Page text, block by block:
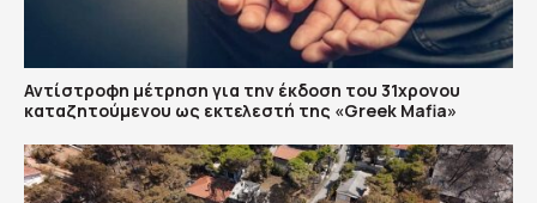
Αντίστροφη μέτρηση για την έκδοση του 31χρονου
καταζητούμενου ως εκτελεστή της «Greek Mafia»